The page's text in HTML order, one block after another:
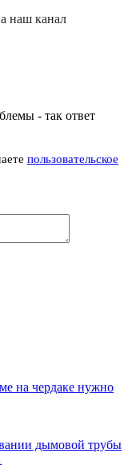
наш канал
- так ответ
пользовательское
на чердаке нужно
дымовой трубы